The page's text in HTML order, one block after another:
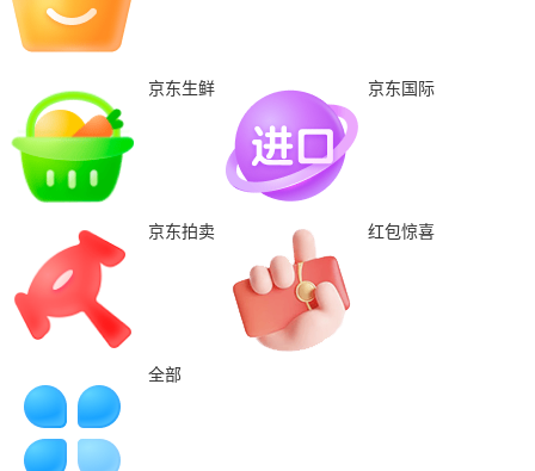
京东生鲜 京东国际
京东拍卖 红包惊喜
全部